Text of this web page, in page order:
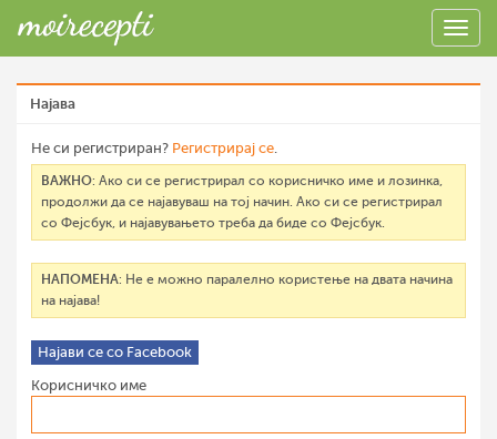
Најава
Не си регистриран? Регистрирај се.
ВАЖНО: Ако си се регистрирал со корисничко име и лозинка,
продолжи да се најавуваш на тој начин. Ако си се регистрирал
со Фејсбук, и најавувањето треба да биде со Фејсбук.
НАПОМЕНА: Не е можно паралелно користење на двата начина
на најава!
Најави се со Facebook
Корисничко име